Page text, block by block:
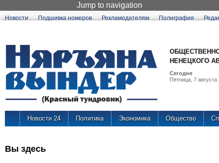
Jump to navigation
Новости Подшивка номеров Рекламодателям Полиграфия
НЕНЕЦКОГО
Сегодня
Пятница, 7 августа
Новости 24 Политика Экономика Общество
Вы здесь